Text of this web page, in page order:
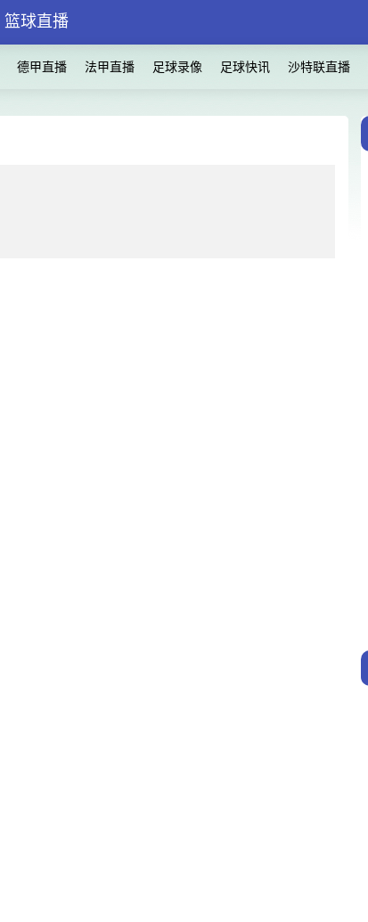
篮球直播
德甲直播 法甲直播 足球录像 足球快讯 沙特联直播